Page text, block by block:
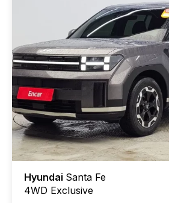
Hyundai Santa Fe
4WD Exclusive